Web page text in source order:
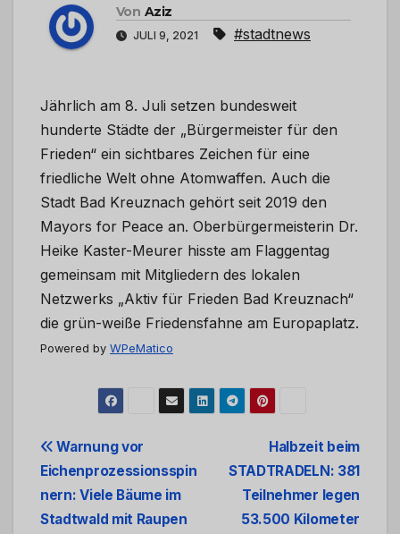
Von Aziz
JULI 9, 2021 #stadtnews
Jährlich am 8. Juli setzen bundesweit
hunderte Städte der „Bürgermeister für den
Frieden“ ein sichtbares Zeichen für eine
friedliche Welt ohne Atomwaffen. Auch die
Stadt Bad Kreuznach gehört seit 2019 den
Mayors for Peace an. Oberbürgermeisterin Dr.
Heike Kaster-Meurer hisste am Flaggentag
gemeinsam mit Mitgliedern des lokalen
Netzwerks „Aktiv für Frieden Bad Kreuznach“
die grün-weiße Friedensfahne am Europaplatz.
Powered by WPeMatico
Beitrags-
Navigation
Halbzeit beim
STADTRADELN: 381
Teilnehmer legen
53.500 Kilometer
Warnung vor
Eichenprozessionsspin
nern: Viele Bäume im
Stadtwald mit Raupen